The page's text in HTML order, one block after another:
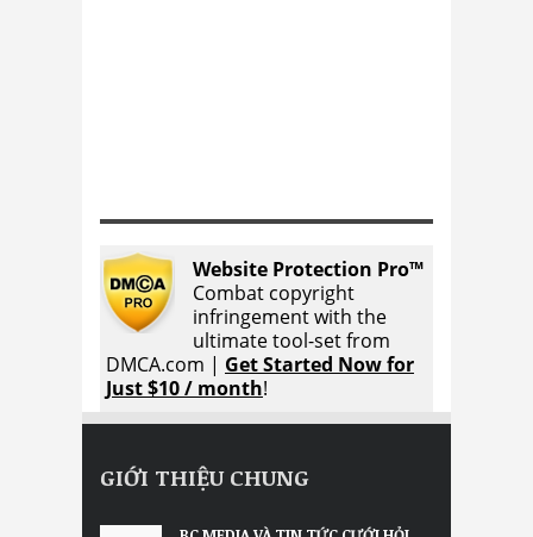
Website Protection Pro™
Combat copyright
infringement with the
ultimate tool-set from
DMCA.com | Get Started Now for
Just $10 / month!
GIỚI THIỆU CHUNG